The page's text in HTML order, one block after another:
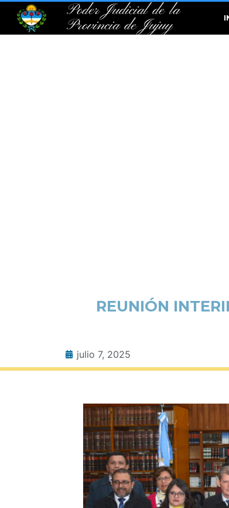
Poder Judicial de la
Provincia de Jujuy
REUNIÓN
julio 7, 2025